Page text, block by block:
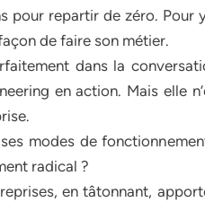
pour repartir de zéro.
de faire son métier.
dans la
en action. Mais elle
modes de
radical ?
en tâtonnant,